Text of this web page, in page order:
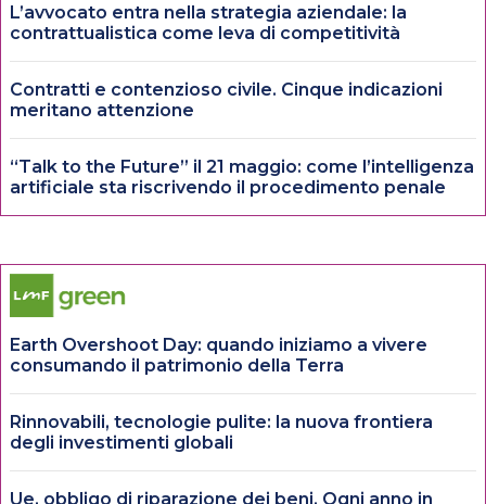
L’avvocato entra nella strategia aziendale: la
contrattualistica come leva di competitività
Contratti e contenzioso civile. Cinque indicazioni
meritano attenzione
“Talk to the Future” il 21 maggio: come l’intelligenza
artificiale sta riscrivendo il procedimento penale
Earth Overshoot Day: quando iniziamo a vivere
consumando il patrimonio della Terra
Rinnovabili, tecnologie pulite: la nuova frontiera
degli investimenti globali
Ue, obbligo di riparazione dei beni. Ogni anno in